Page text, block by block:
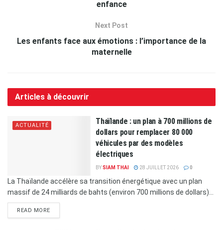
enfance
Next Post
Les enfants face aux émotions : l’importance de la
maternelle
Articles à découvrir
ACTUALITÉ
Thaïlande : un plan à 700 millions de
dollars pour remplacer 80 000
véhicules par des modèles
électriques
BYSIAM THAI 28 JUILLET 2026 0
La Thaïlande accélère sa transition énergétique avec un plan
massif de 24 milliards de bahts (environ 700 millions de dollars)...
READ MORE